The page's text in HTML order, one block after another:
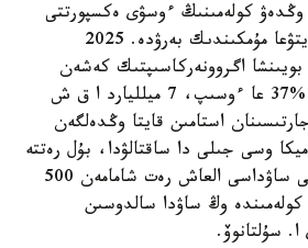
كولەمىنىڭ ءوسۋى ەكسپورتتى
كەزەڭ-كەزەڭىمەن ۇلعايتۋعا مۇمكىندىك بەرۋدە. 2025
اگروونەركاسىپتىك كەشەن
ونىمدەرىنىڭ ەكسپورتى %37 عا ءوسىپ، 7 ميلليارد ا ق ش
استامىن قايتا وڭدەلگەن
وسى جىلى دا ساقتالۋدا، بۇل رەتتە
اوك ونىمدەرىنىڭ سىرتقى ساۋداسى العاش رەت شامامەن 500
وڭ ساۋدا سالدوسىن
سۇلتانوۆ.